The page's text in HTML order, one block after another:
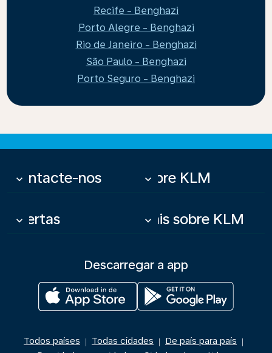
Recife - Benghazi
Porto Alegre - Benghazi
Rio de Janeiro - Benghazi
São Paulo - Benghazi
Porto Seguro - Benghazi
Contacte-nos
keyboard_arrow_down Sobre KLM
keyboard_arrow_down
Ofertas
keyboard_arrow_down Mais sobre KLM
keyboard_arrow_down
Descarregar a app
Todos países | Todas cidades | De país para país |